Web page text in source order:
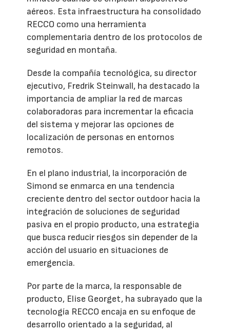
aéreos. Esta infraestructura ha consolidado
RECCO como una herramienta
complementaria dentro de los protocolos de
seguridad en montaña.
Desde la compañía tecnológica, su director
ejecutivo, Fredrik Steinwall, ha destacado la
importancia de ampliar la red de marcas
colaboradoras para incrementar la eficacia
del sistema y mejorar las opciones de
localización de personas en entornos
remotos.
En el plano industrial, la incorporación de
Simond se enmarca en una tendencia
creciente dentro del sector outdoor hacia la
integración de soluciones de seguridad
pasiva en el propio producto, una estrategia
que busca reducir riesgos sin depender de la
acción del usuario en situaciones de
emergencia.
Por parte de la marca, la responsable de
producto, Elise Georget, ha subrayado que la
tecnología RECCO encaja en su enfoque de
desarrollo orientado a la seguridad, al